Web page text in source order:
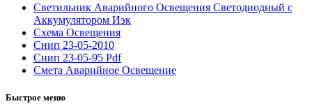
Светильник Аварийного Освещения Светодиодный с
Аккумулятором Иэк
Схема Освещения
Снип 23-05-2010
Снип 23-05-95 Pdf
Смета Аварийное Освещение
Быстрое меню